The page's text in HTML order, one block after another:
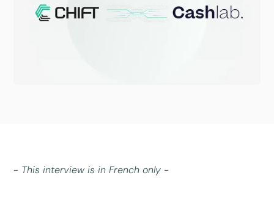
- This interview is in French only -